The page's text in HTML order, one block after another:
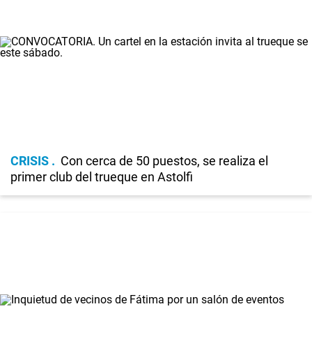
CRISIS
Con cerca de 50 puestos, se realiza el
primer club del trueque en Astolfi